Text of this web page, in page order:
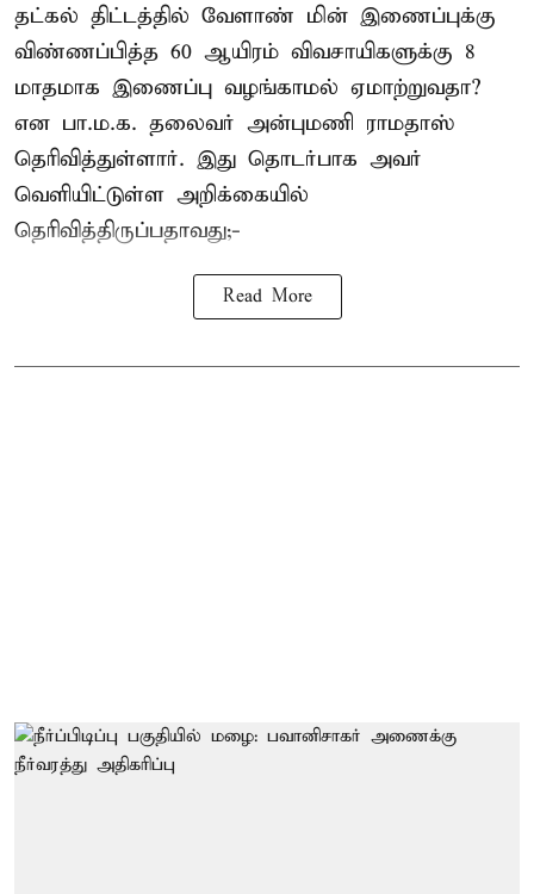
தட்கல் திட்டத்தில் வேளாண் மின் இணைப்புக்கு
விண்ணப்பித்த 60 ஆயிரம் விவசாயிகளுக்கு 8
மாதமாக இணைப்பு வழங்காமல் ஏமாற்றுவதா?
என பா.ம.க. தலைவர் அன்புமணி ராமதாஸ்
தெரிவித்துள்ளார். இது தொடர்பாக அவர்
வெளியிட்டுள்ள அறிக்கையில்
தெரிவித்திருப்பதாவது;-
Read More